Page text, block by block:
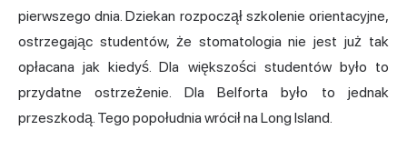
pierwszego dnia. Dziekan rozpoczął szkolenie orientacyjne,
ostrzegając studentów, że stomatologia nie jest już tak
opłacana jak kiedyś. Dla większości studentów było to
przydatne ostrzeżenie. Dla Belforta było to jednak
przeszkodą. Tego popołudnia wrócił na Long Island.